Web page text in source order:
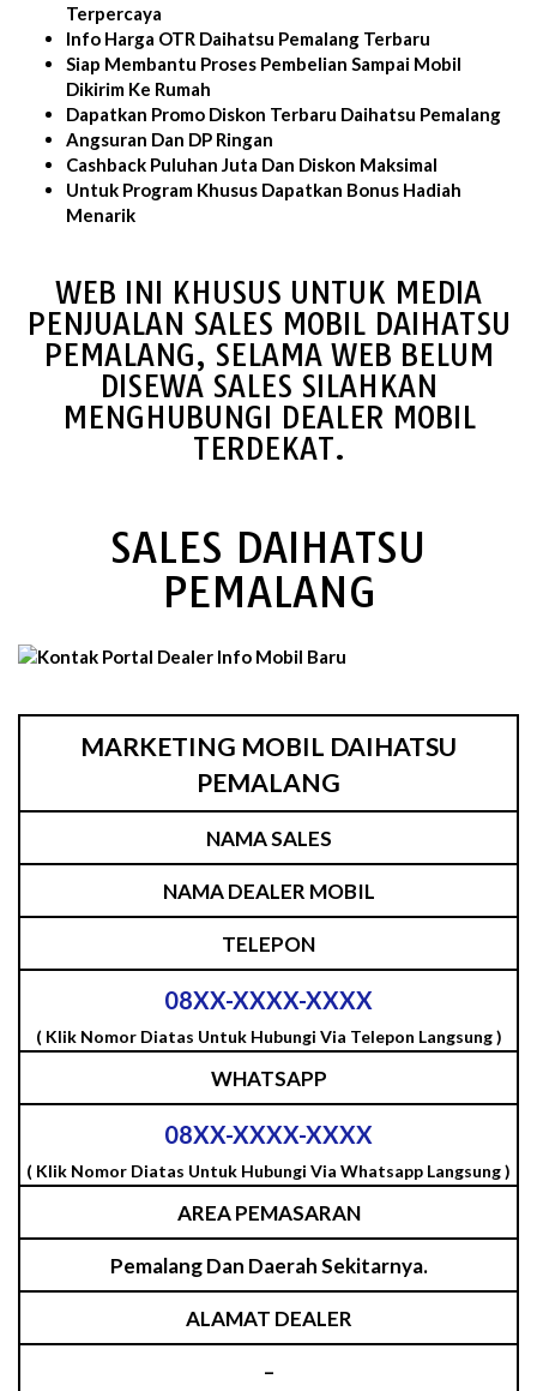
Terpercaya
Info Harga OTR Daihatsu Pemalang Terbaru
Siap Membantu Proses Pembelian Sampai Mobil
Dikirim Ke Rumah
Dapatkan Promo Diskon Terbaru Daihatsu Pemalang
Angsuran Dan DP Ringan
Cashback Puluhan Juta Dan Diskon Maksimal
Untuk Program Khusus Dapatkan Bonus Hadiah
Menarik
WEB INI KHUSUS UNTUK MEDIA
PENJUALAN SALES MOBIL DAIHATSU
PEMALANG, SELAMA WEB BELUM
DISEWA SALES SILAHKAN
MENGHUBUNGI DEALER MOBIL
TERDEKAT.
SALES DAIHATSU
PEMALANG
MARKETING MOBIL DAIHATSU
PEMALANG
NAMA SALES
NAMA DEALER MOBIL
TELEPON
08XX-XXXX-XXXX
( Klik Nomor Diatas Untuk Hubungi Via Telepon Langsung )
WHATSAPP
08XX-XXXX-XXXX
( Klik Nomor Diatas Untuk Hubungi Via Whatsapp Langsung )
AREA PEMASARAN
Pemalang Dan Daerah Sekitarnya.
ALAMAT DEALER
–